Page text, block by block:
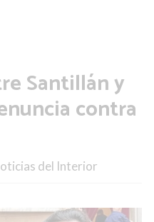
Santillán y
contra
del Interior